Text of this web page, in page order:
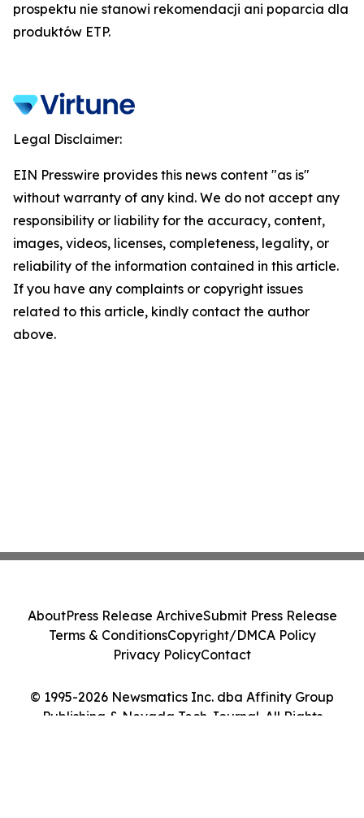
prospektu nie stanowi rekomendacji ani poparcia dla
produktów ETP.
Legal Disclaimer:
EIN Presswire provides this news content "as is"
without warranty of any kind. We do not accept any
responsibility or liability for the accuracy, content,
images, videos, licenses, completeness, legality, or
reliability of the information contained in this article.
If you have any complaints or copyright issues
related to this article, kindly contact the author
above.
© 1995-2026 Newsmatics Inc. dba Affinity Group
Publishing & Nevada Tech Journal. All Rights
AboutPress Release ArchiveSubmit Press Release
Terms & ConditionsCopyright/DMCA Policy
Privacy PolicyContact